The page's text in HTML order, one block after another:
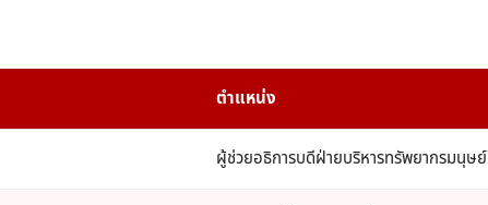
ตำแหน่ง
ผู้ช่วยอธิการบดีฝ่ายบริหารทรัพยากรมนุษย์